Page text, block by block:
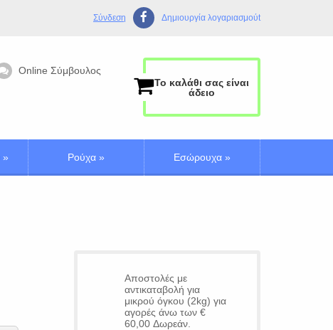
Σύνδεση Δημιουργία λογαριασμούt
Online Σύμβουλος
Το καλάθι σας είναι
άδειο
» Ρούχα » Εσώρουχα »
Αποστολές με
αντικαταβολή για
μικρού όγκου (2kg) για
αγορές άνω των €
60,00 Δωρεάν.